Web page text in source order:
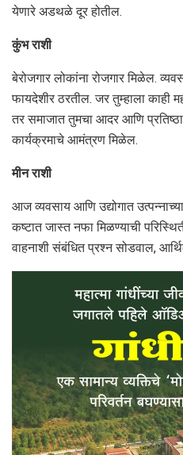
येणारे अडथळे दूर होतील.
कुंभ राशी
बेरोजगार लोकांना रोजगार मिळेल.
फायदेशीर ठरतील. जर तुम्हाला काही
तर समाजात तुमचा आदर आणि प्रतिष्ठा
कार्यक्रमाचे आमंत्रण मिळेल.
मीन राशी
आज व्यवसाय आणि उद्योगात
कष्टात जास्त नफा मिळण्याची
वाहनाशी संबंधित प्रश्न सोडवाल,